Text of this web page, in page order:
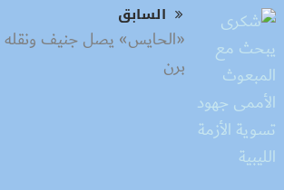
السابق
«الحايس» يصل جنيف
برن